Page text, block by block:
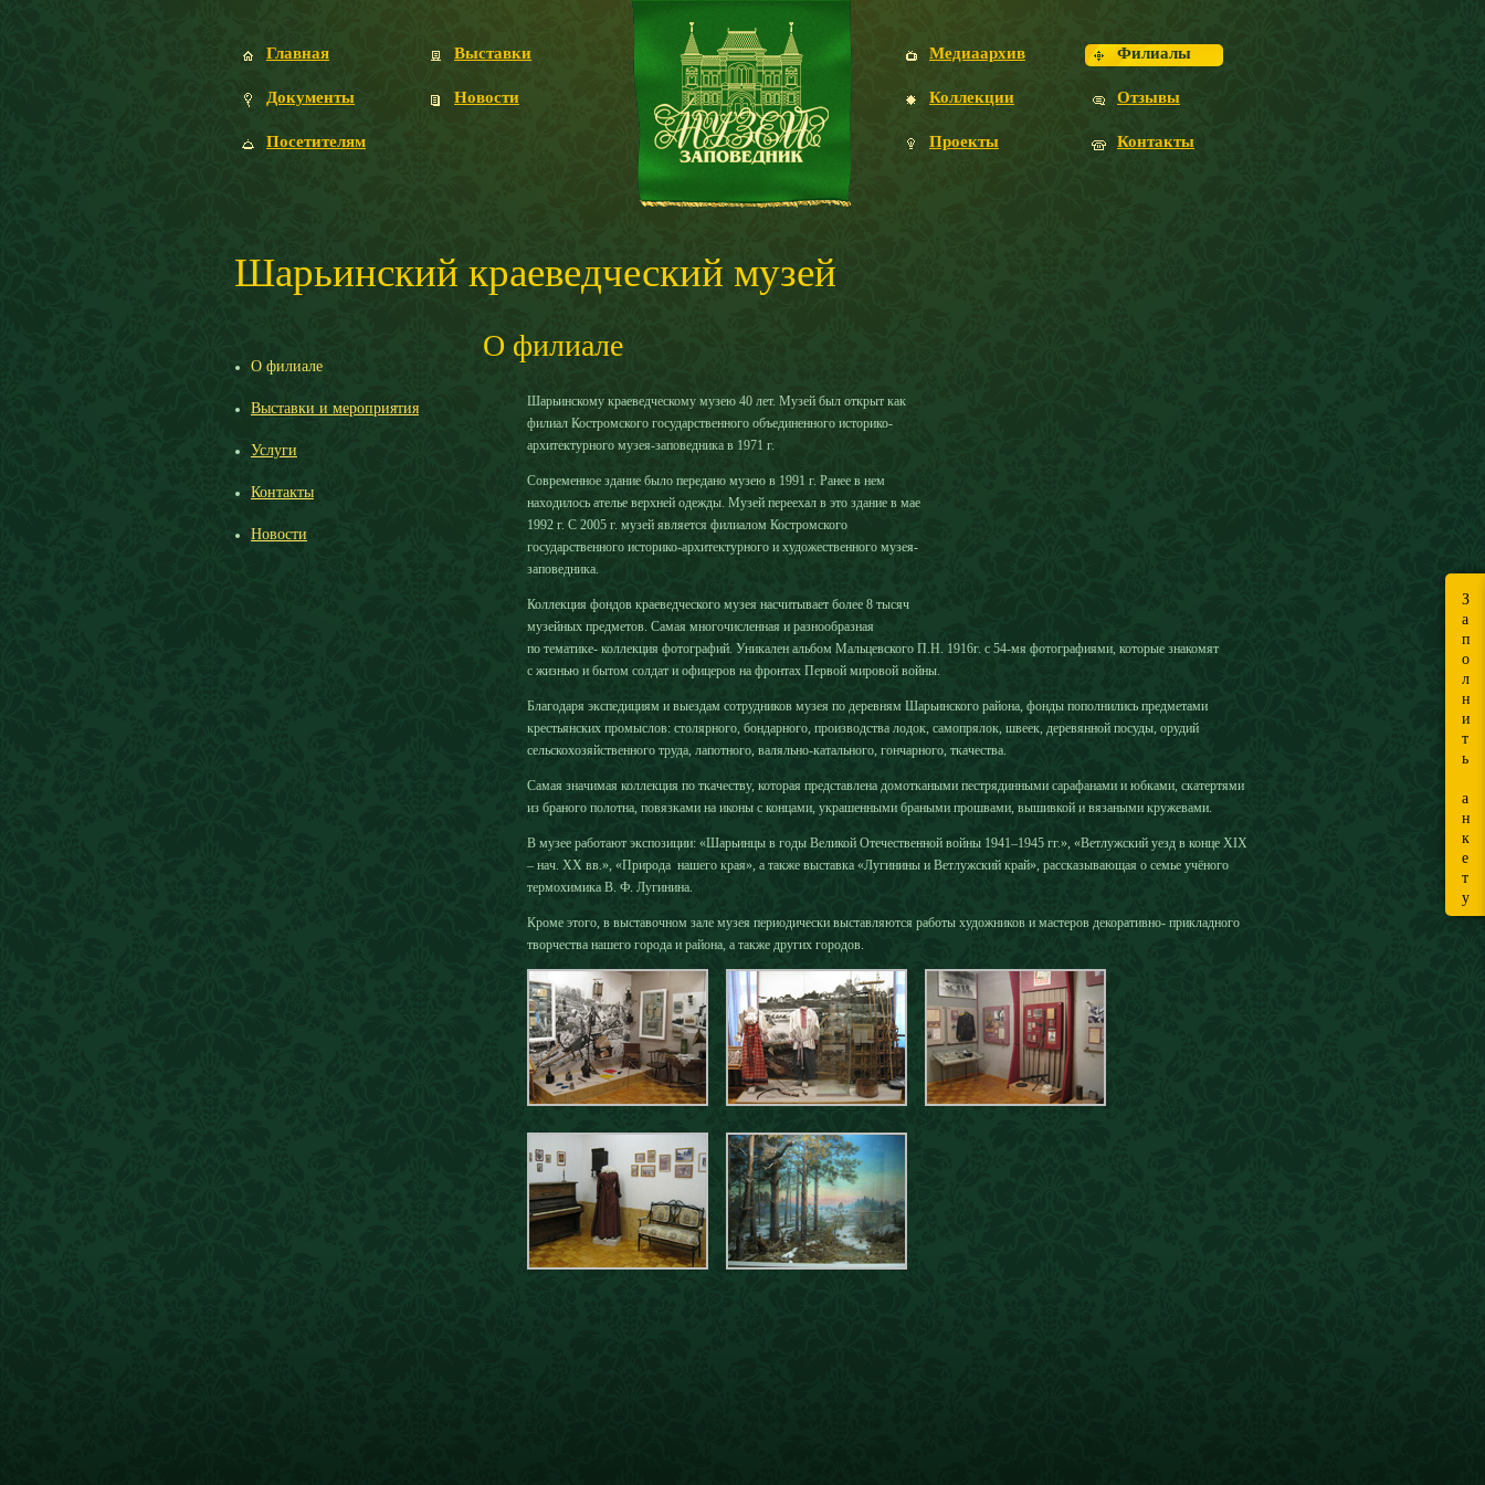
З
а
п
о
л
н
и
т
ь
а
н
к
е
т
у
Главная
Документы
Посетителям
Выставки
Новости
Медиаархив
Коллекции
Проекты
Филиалы
Отзывы
Контакты
Шарьинский краеведческий музей
О филиале
Выставки и мероприятия
Услуги
Контакты
Новости
О филиале
Шарьинскому краеведческому музею 40 лет. Музей был открыт как
филиал Костромского государственного объединенного историко-
архитектурного музея-заповедника в 1971 г.
Современное здание было передано музею в 1991 г. Ранее в нем
находилось ателье верхней одежды. Музей переехал в это здание в мае
1992 г. С 2005 г. музей является филиалом Костромского
государственного историко-архитектурного и художественного музея-
заповедника.
Коллекция фондов краеведческого музея насчитывает более 8 тысяч
музейных предметов. Самая многочисленная и разнообразная
по тематике- коллекция фотографий. Уникален альбом Мальцевского П.Н. 1916г. с 54-мя фотографиями, которые знакомят
с жизнью и бытом солдат и офицеров на фронтах Первой мировой войны.
Благодаря экспедициям и выездам сотрудников музея по деревням Шарьинского района, фонды пополнились предметами
крестьянских промыслов: столярного, бондарного, производства лодок, самопрялок, швеек, деревянной посуды, орудий
сельскохозяйственного труда, лапотного, валяльно-катального, гончарного, ткачества.
Самая значимая коллекция по ткачеству, которая представлена домоткаными пестрядинными сарафанами и юбками, скатертями
из браного полотна, повязками на иконы с концами, украшенными браными прошвами, вышивкой и вязаными кружевами.
В музее работают экспозиции: «Шарьинцы в годы Великой Отечественной войны 1941–1945 гг.», «Ветлужский уезд в конце XIX
– нач. XX вв.», «Природа нашего края», а также выставка «Лугинины и Ветлужский край», рассказывающая о семье учёного
термохимика В. Ф. Лугинина.
Кроме этого, в выставочном зале музея периодически выставляются работы художников и мастеров декоративно- прикладного
творчества нашего города и района, а также других городов.